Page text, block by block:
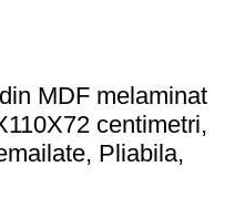
MDF melaminat
centimetri,
Pliabila,